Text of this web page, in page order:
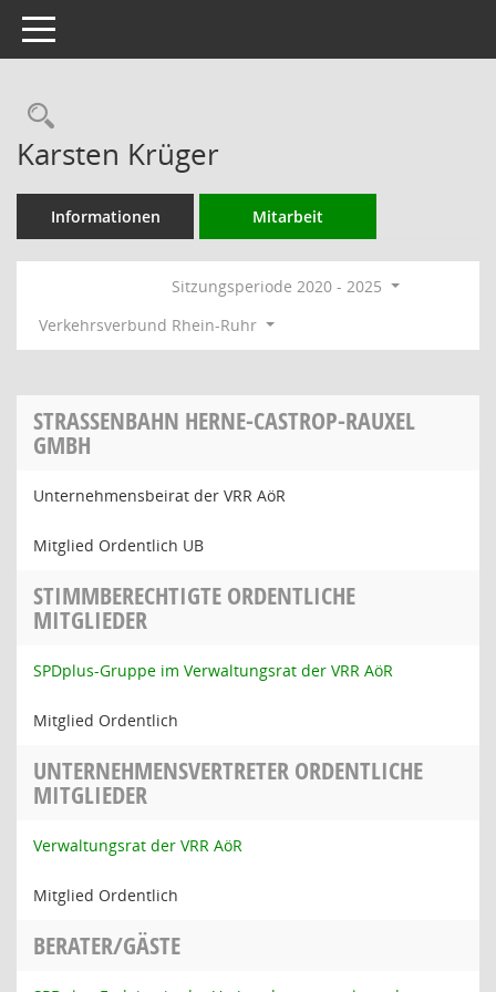
Toggle navigation
Rechercheauswahl
Karsten Krüger
Informationen Mitarbeit
Sitzungsperiode 2020 - 2025
Verkehrsverbund Rhein-Ruhr
STRASSENBAHN HERNE-CASTROP-RAUXEL G
MBH
Unternehmensbeirat der VRR AöR
Mitglied Ordentlich UB
STIMMBERECHTIGTE ORDENTLICHE
MITGLIEDER
SPDplus-Gruppe im Verwaltungsrat der VRR AöR
Mitglied Ordentlich
UNTERNEHMENSVERTRETER ORDENTLICHE
MITGLIEDER
Verwaltungsrat der VRR AöR
Mitglied Ordentlich
BERATER/GÄSTE